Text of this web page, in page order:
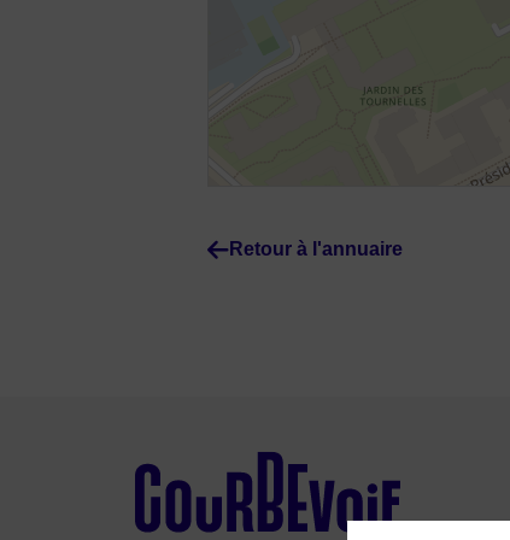
Retour à l'annuaire